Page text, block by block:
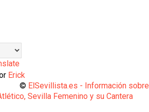
Erick
ElSevillista.es - Información sobre
Sevilla Femenino y su Cantera